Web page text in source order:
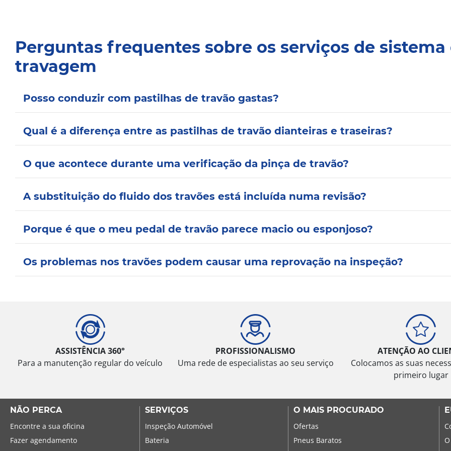
Perguntas frequentes sobre os serviços de sistema
travagem
Posso conduzir com pastilhas de travão gastas?
Qual é a diferença entre as pastilhas de travão dianteiras e traseiras?
O que acontece durante uma verificação da pinça de travão?
A substituição do fluido dos travões está incluída numa revisão?
Porque é que o meu pedal de travão parece macio ou esponjoso?
Os problemas nos travões podem causar uma reprovação na inspeção?
ASSISTÊNCIA 360°
Para a manutenção regular do veículo
PROFISSIONALISMO
Uma rede de especialistas ao seu serviço
ATENÇÃO AO
Colocamos as suas
primeiro lugar
NÃO PERCA
Encontre a sua oficina
Fazer agendamento
SERVIÇOS
Inspeção Automóvel
Bateria
O MAIS PROCURADO
Ofertas
Pneus Baratos